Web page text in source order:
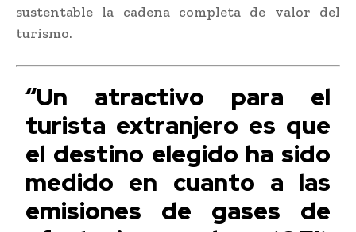
sustentable la cadena completa de valor del
turismo.
“Un atractivo para el
turista extranjero es que
el destino elegido ha sido
medido en cuanto a las
emisiones de gases de